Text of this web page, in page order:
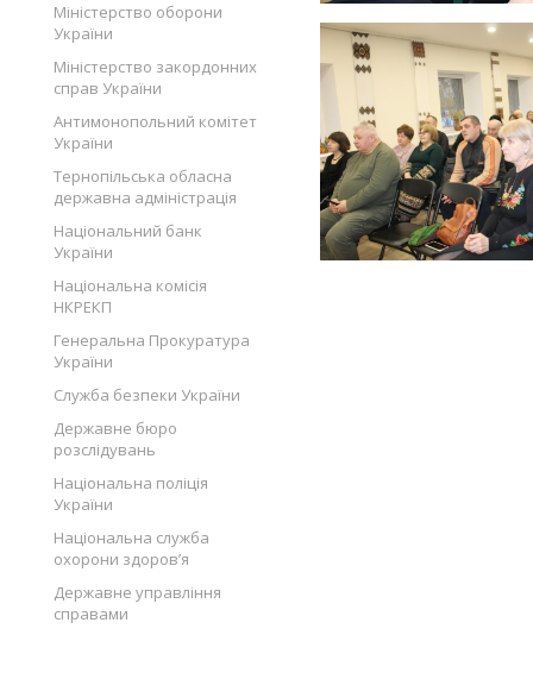
Міністерство оборони
України
Міністерство закордонних
справ України
Антимонопольний комітет
України
Тернопільська обласна
державна адміністрація
Національний банк
України
Національна комісія
НКРЕКП
Генеральна Прокуратура
України
Служба безпеки України
Державне бюро
розслідувань
Національна поліція
України
Національна служба
охорони здоров’я
Державне управління
справами